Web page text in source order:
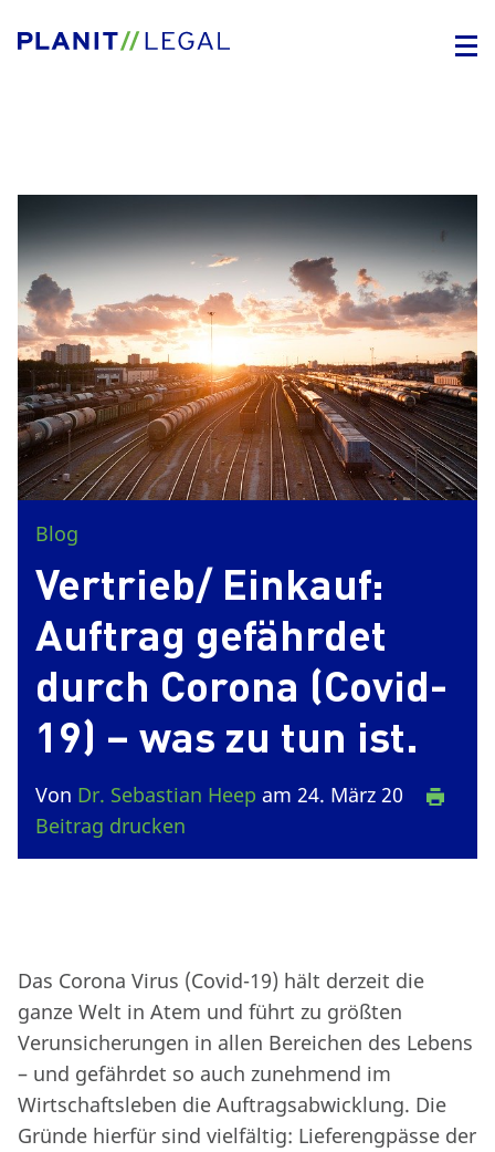
Blog
Vertrieb/ Einkauf:
Auftrag gefährdet
durch Corona (Covid-
19) – was zu tun ist.
Von Dr. Sebastian Heep am 24. März 20
Beitrag drucken
Das Corona Virus (Covid-19) hält derzeit die
ganze Welt in Atem und führt zu größten
Verunsicherungen in allen Bereichen des Lebens
– und gefährdet so auch zunehmend im
Wirtschaftsleben die Auftragsabwicklung. Die
Gründe hierfür sind vielfältig: Lieferengpässe der